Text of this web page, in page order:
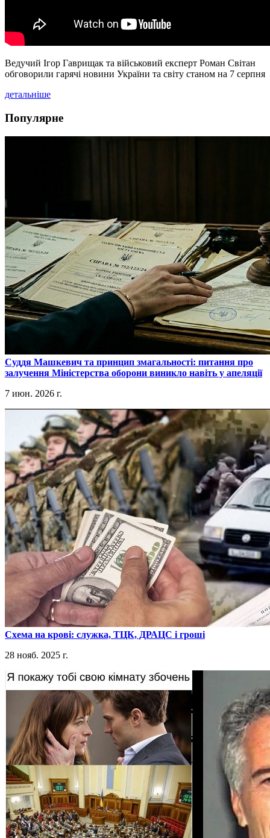
Ведучий Ігор Гаврищак та військовий експерт Роман Світан
обговорили гарячі новини України та світу станом на 7 серпня
детальніше
Популярне
​Суддя Машкевич та принцип змагальності: питання про
залучення Міністерства оборони виникло навіть у апеляції
7 июн. 2026 г.
​Схема на крові: служка, ТЦК, ДРАЦС і гроші
28 нояб. 2025 г.